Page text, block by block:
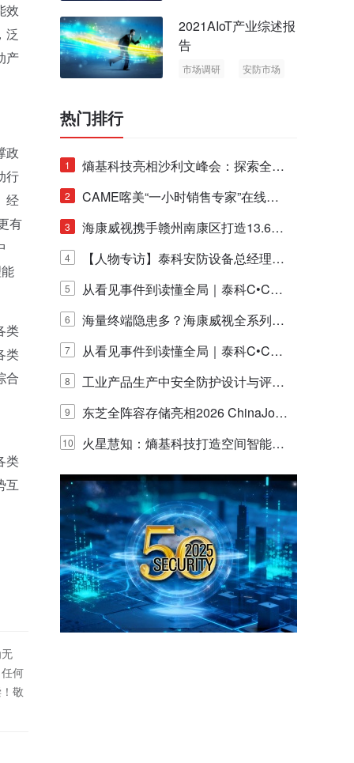
效
泛
产
政
行
经
有
类
类
合
类
互
何
敬
2021AIoT产业综述报
告
市场调研
安防市场
热门排行
1
熵基科技亮相沙利文峰会：探索全栈
脑机技术商业化生态新路径
2
CAME喀美“一小时销售专家”在线赋
能培训正式启动！
3
海康威视携手赣州南康区打造13.6公
里绿波网
4
【人物专访】泰科安防设备总经理张
宁解码安防出海新范式
5
从看见事件到读懂全局｜泰科C•CUR
E IQ 3.20开启安防运营智能新时代
6
海量终端隐患多？海康威视全系列物
联安全产品，四层守护更放心！
7
从看见事件到读懂全局｜泰科C•CUR
E IQ 3.20开启安防运营智能新时代
8
工业产品生产中安全防护设计与评估
的实践与探讨
9
东芝全阵容存储亮相2026 ChinaJo
y，以海量数据底座赋能“与AI同游”新
体验
10
火星慧知：熵基科技打造空间智能时
代的认知中枢